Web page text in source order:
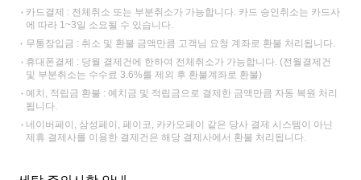
카드결제 : 전체취소 또는 부분취소가 가능합니다. 카드 승인취소는 카드사
에 따라 1~3일 소요될 수 있습니다.
무통장입금 : 취소 및 환불 금액만큼 고객님 요청 계좌로 환불 처리됩니다.
휴대폰결제 : 당월 결제건에 한하여 전체취소가 가능합니다. (전월결제건
및 부분취소는 수수료 3.6%를 제외 후 환불계좌로 환불)
예치, 적립금 환불 : 예치금 및 적립금으로 결제한 금액만큼 자동 복원 처리
됩니다.
네이버페이, 삼성페이, 페이코, 카카오페이 같은 당사 결제 시스템이 아닌
제휴 결제사를 이용한 결제건은 해당 결제사에서 환불 처리됩니다.